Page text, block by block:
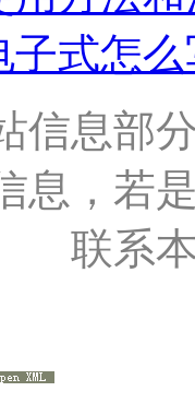
子式怎
信息部
息，若
联系